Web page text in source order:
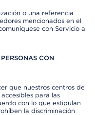
o una referencia
mencionados en el
con Servicio a
CON
que nuestros centros de
para las
con lo que estipulan
la discriminación